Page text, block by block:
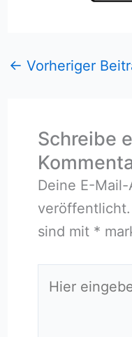
← Vorheriger
Schreibe
Deine E-
veröffentlicht.
sind mit *
eingeben…